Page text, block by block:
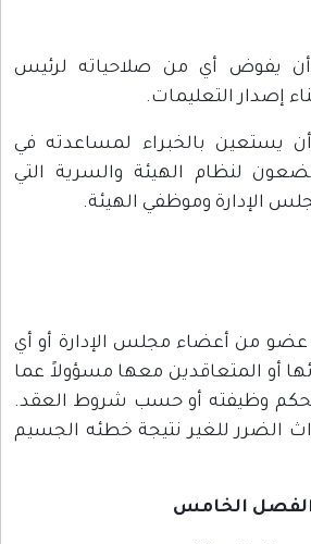
أن يفوض أي من صلاحياته لرئيس
إصدار التعليمات.
يستعين بالخبراء لمساعدته في
لنظام الهيئة والسرية التي
الإدارة وموظفي الهيئة.
عضو من أعضاء مجلس الإدارة أو أي
أو المتعاقدين معها مسؤولاً عما
وظيفته أو حسب شروط العقد.
الضرر للغير نتيجة خطئه الجسيم
الخامس